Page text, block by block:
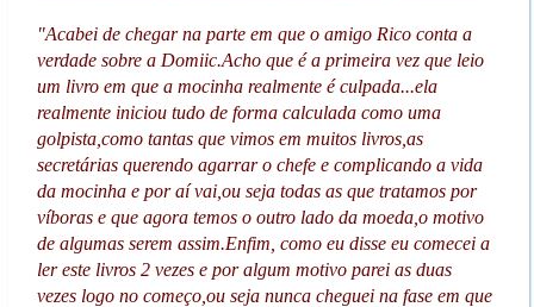
"Acabei de chegar na parte em que o amigo Rico conta a
verdade sobre a Domiic.Acho que é a primeira vez que leio
um livro em que a mocinha realmente é culpada...ela
realmente iniciou tudo de forma calculada como uma
golpista,como tantas que vimos em muitos livros,as
secretárias querendo agarrar o chefe e complicando a vida
da mocinha e por aí vai,ou seja todas as que tratamos por
víboras e que agora temos o outro lado da moeda,o motivo
de algumas serem assim.Enfim, como eu disse eu comecei a
ler este livros 2 vezes e por algum motivo parei as duas
vezes logo no começo,ou seja nunca cheguei na fase em que